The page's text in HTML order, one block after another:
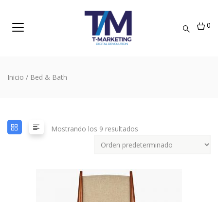
0
Inicio / Bed & Bath
Mostrando los 9 resultados